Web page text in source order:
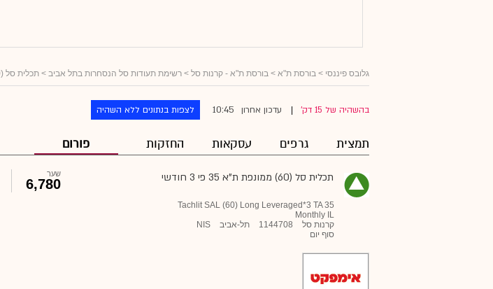
גלובס פיננסי > בורסת ת"א > בורסת ת"א - קרנות סל > רשימת תעודות סל הנסחרות בתל אביב > תכלית סל (60) ממונפת ת"א 35 פי 3 חודשי
בהשהיה של 15 דק' עדכון אחרון 10:45 לצפות בנתונים ללא השהיה
תמצית גרפים עסקאות החזקות פורום
תכלית סל (60) ממונפת ת"א 35 פי 3 חודשי
Tachlit SAL (60) Long Leveraged*3 TA 35
Monthly IL
קרנות סל
1144708 תל-אביב
NIS
סוף יום
שער
6,780